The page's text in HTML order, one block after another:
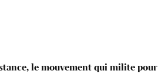
le mouvement qui milite pour